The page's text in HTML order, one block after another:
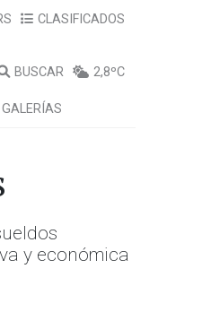
CLASIFICADOS
BUSCAR 2,8ºC
GALERÍAS
y económica